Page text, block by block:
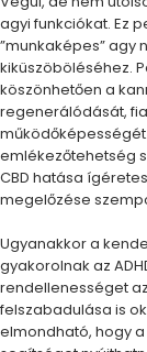
agyi funkciókat. Ez
”munkaképes” agy
kiküszöböléséhez.
köszönhetően a
regenerálódását,
emlékezőtehetség
CBD hatása
megelőzése
Ugyanakkor a
gyakorolnak az
rendellenességet
felszabadulása is
elmondható, hogy